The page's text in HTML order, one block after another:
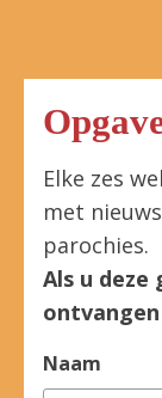
Elke zes
met
parochies.
Als u
Naam